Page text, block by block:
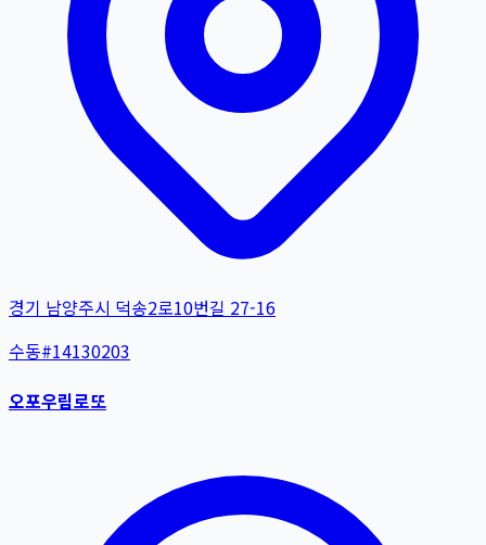
경기 남양주시 덕송2로10번길 27-16
수동#14130203
오포우림로또